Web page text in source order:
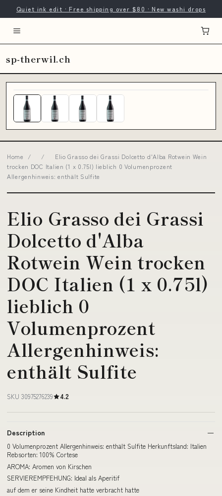
Quiet ink edit · Free shipping over $80 · New washi drops
sp-therwil.ch
Home / /
Elio Grasso dei Grassi Dolcetto d'Alba Rotwein Wein
trocken DOC Italien (1 x 0.75l) lieblich 0 Volumenprozent
Allergenhinweis: enthält Sulfite
Elio Grasso dei Grassi
Dolcetto d'Alba
Rotwein Wein trocken
DOC Italien (1 x 0.75l)
lieblich 0
Volumenprozent
Allergenhinweis:
enthält Sulfite
SKU 30975276239 4.2
Description
0 Volumenprozent Allergenhinweis: enthält Sulfite Herkunftsland: Italien
Rebsorten: 100% Cortese
AROMA: Aromen von Kirschen
SERVIEREMPFEHUNG: Ideal als Aperitif
auf dem er seine Kindheit hatte verbracht hatte